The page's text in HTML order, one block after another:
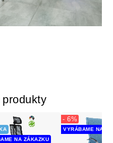
NA ZÁKAZKU
VYRÁBAME NA
- 6%